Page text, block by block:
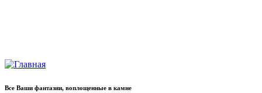
Все Ваши фантазии, воплощенные в камне